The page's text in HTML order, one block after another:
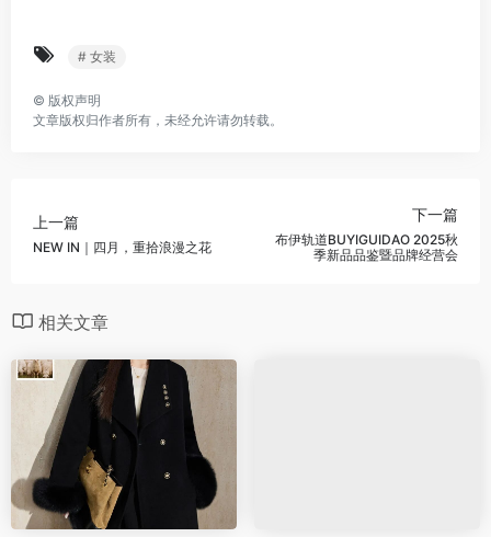
# 女装
© 版权声明
文章版权归作者所有，未经允许请勿转载。
上一篇
NEW IN｜四月，重拾浪漫之花
下一篇
布伊轨道BUYIGUIDAO 2025秋
季新品品鉴暨品牌经营会
相关文章